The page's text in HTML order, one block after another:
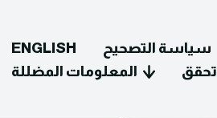
ENGLISH سياسة التصحيح
المعلومات المضللة
تحقق